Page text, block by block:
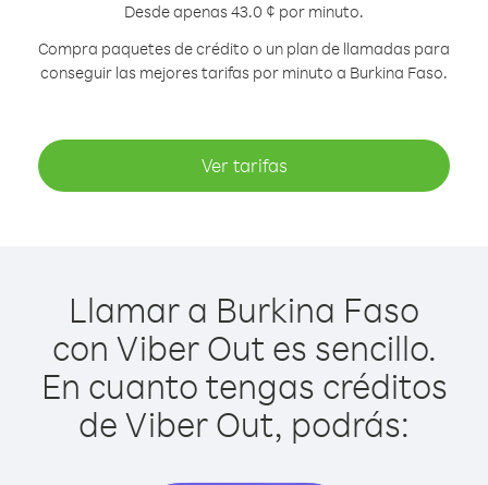
Desde apenas 43.0 ¢ por minuto.
Compra paquetes de crédito o un plan de llamadas para
conseguir las mejores tarifas por minuto a Burkina Faso.
Ver tarifas
Llamar a Burkina Faso
con Viber Out es sencillo.
En cuanto tengas créditos
de Viber Out, podrás: